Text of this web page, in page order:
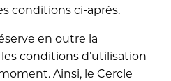
conditions ci-après.
en outre la
conditions d’utilisation
Ainsi, le Cercle